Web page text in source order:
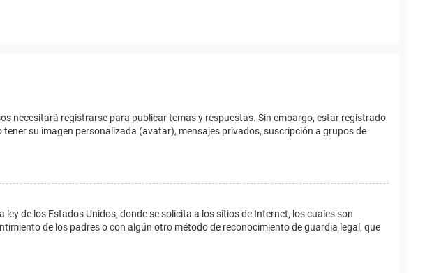
necesitará registrarse para publicar temas y respuestas. Sin embargo, estar registrado
su imagen personalizada (avatar), mensajes privados, suscripción a grupos de
de los Estados Unidos, donde se solicita a los sitios de Internet, los cuales son
de los padres o con algún otro método de reconocimiento de guardia legal, que